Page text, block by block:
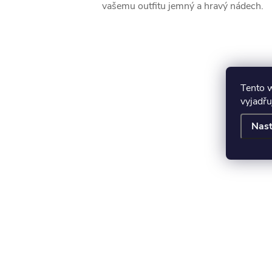
Tento
vašemu outfitu jemný a hravý nádech.